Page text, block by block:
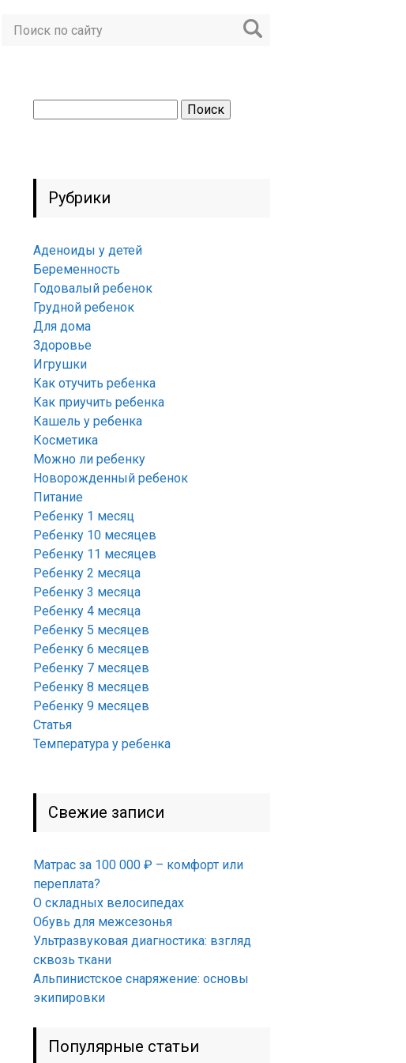
Рубрики
Аденоиды у детей
Беременность
Годовалый ребенок
Грудной ребенок
Для дома
Здоровье
Игрушки
Как отучить ребенка
Как приучить ребенка
Кашель у ребенка
Косметика
Можно ли ребенку
Новорожденный ребенок
Питание
Ребенку 1 месяц
Ребенку 10 месяцев
Ребенку 11 месяцев
Ребенку 2 месяца
Ребенку 3 месяца
Ребенку 4 месяца
Ребенку 5 месяцев
Ребенку 6 месяцев
Ребенку 7 месяцев
Ребенку 8 месяцев
Ребенку 9 месяцев
Статья
Температура у ребенка
Свежие записи
Матрас за 100 000 ₽ – комфорт или
переплата?
О складных велосипедах
Обувь для межсезонья
Ультразвуковая диагностика: взгляд
сквозь ткани
Альпинистское снаряжение: основы
экипировки
Популярные статьи